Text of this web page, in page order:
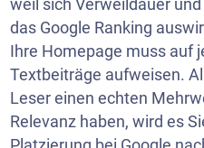
weil sich Verweildauer
das Google Ranking
Ihre Homepage muss auf
Textbeiträge aufweisen.
Leser einen echten
Relevanz haben, wird es